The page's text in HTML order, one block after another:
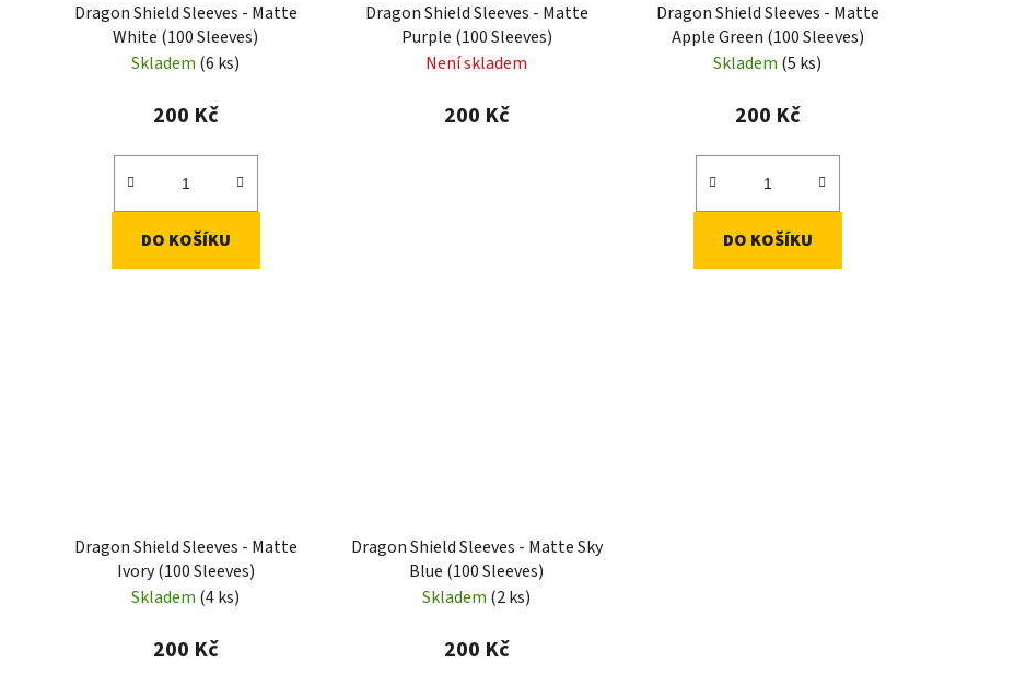
Dragon Shield Sleeves - Matte
White (100 Sleeves)
Skladem (6 ks)
200 Kč
DO KOŠÍKU
Dragon Shield Sleeves - Matte
Purple (100 Sleeves)
Není skladem
200 Kč
Dragon Shield Sleeves - Matte
Apple Green (100 Sleeves)
Skladem (5 ks)
200 Kč
DO KOŠÍKU
Dragon Shield Sleeves - Matte
Ivory (100 Sleeves)
Skladem (4 ks)
200 Kč
Dragon Shield Sleeves - Matte Sky
Blue (100 Sleeves)
Skladem (2 ks)
200 Kč